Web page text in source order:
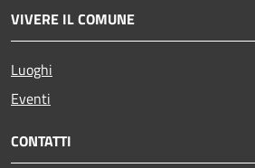
VIVERE IL COMUNE
Luoghi
Eventi
CONTATTI